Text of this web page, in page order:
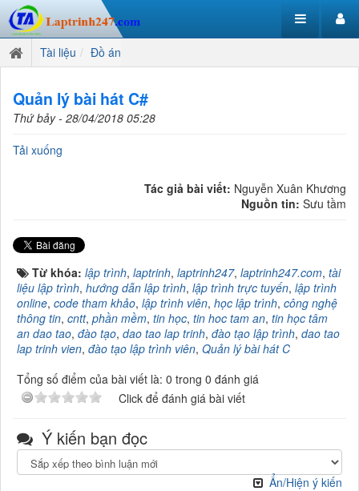
Tài liệu Đồ án
Quản lý bài hát C#
Thứ bảy - 28/04/2018 05:28
Tải xuống
Tác giả bài viết: Nguyễn Xuân Khương
Nguồn tin: Sưu tầm
Từ khóa: lập trình, laptrinh, laptrinh247, laptrinh247.com, tài
liệu lập trình, hướng dẫn lập trình, lập trình trực tuyến, lập trình
online, code tham khảo, lập trình viên, học lập trình, công nghệ
thông tin, cntt, phần mềm, tin học, tin hoc tam an, tin học tâm
an dao tao, đào tạo, dao tao lap trinh, đào tạo lập trình, dao tao
lap trinh vien, đào tạo lập trình viên, Quản lý bài hát C
Tổng số điểm của bài viết là: 0 trong 0 đánh giá
Click để đánh giá bài viết
Ý kiến bạn đọc
Ẩn/Hiện ý kiến